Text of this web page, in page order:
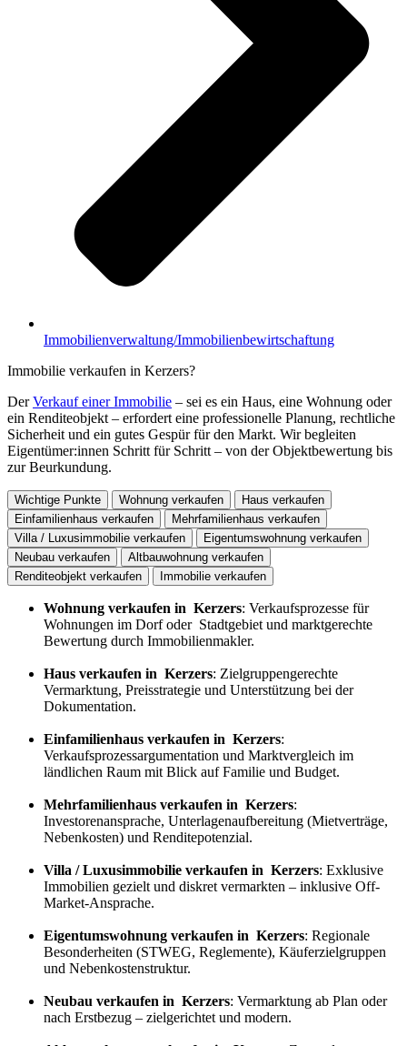
Immobilienverwaltung/Immobilienbewirtschaftung
Immobilie verkaufen in Kerzers?
DerVerkauf einer Immobilie – sei es ein Haus, eine Wohnung oder
ein Renditeobjekt – erfordert eine professionelle Planung, rechtliche
Sicherheit und ein gutes Gespür für den Markt. Wir begleiten
Eigentümer:innen Schritt für Schritt – von der Objektbewertung bis
zur Beurkundung.
Wichtige Punkte Wohnung verkaufen
Haus verkaufen
Einfamilienhaus verkaufen
Mehrfamilienhaus verkaufen
Villa / Luxusimmobilie verkaufen
Eigentumswohnung verkaufen
Neubau verkaufen
Altbauwohnung verkaufen
Renditeobjekt verkaufen
Immobilie verkaufen
Wohnung verkaufen in Kerzers: Verkaufsprozesse für
Wohnungen im Dorf oder Stadtgebiet und marktgerechte
Bewertung durch Immobilienmakler.
Haus verkaufen in Kerzers: Zielgruppengerechte
Vermarktung, Preisstrategie und Unterstützung bei der
Dokumentation.
Einfamilienhaus verkaufen in Kerzers:
Verkaufsprozessargumentation und Marktvergleich im
ländlichen Raum mit Blick auf Familie und Budget.
Mehrfamilienhaus verkaufen in Kerzers:
Investorenansprache, Unterlagenaufbereitung (Mietverträge,
Nebenkosten) und Renditepotenzial.
Villa / Luxusimmobilie verkaufen in Kerzers: Exklusive
Immobilien gezielt und diskret vermarkten – inklusive Off-
Market-Ansprache.
Eigentumswohnung verkaufen in Kerzers: Regionale
Besonderheiten (STWEG, Reglemente), Käuferzielgruppen
und Nebenkostenstruktur.
Neubau verkaufen in Kerzers: Vermarktung ab Plan oder
nach Erstbezug – zielgerichtet und modern.